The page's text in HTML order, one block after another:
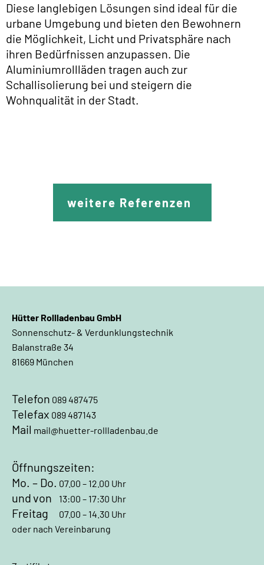
Diese langlebigen Lösungen sind ideal für die
urbane Umgebung und bieten den Bewohnern
die Möglichkeit, Licht und Privatsphäre nach
ihren Bedürfnissen anzupassen. Die
Aluminiumrollläden tragen auch zur
Schallisolierung bei und steigern die
Wohnqualität in der Stadt.
weitere Referenzen
Hütter Rollladenbau GmbH
Sonnenschutz- & Verdunklungstechnik
Balanstraße 34
81669 München
Telefon 089 487475
Telefax 089 487143
Mail mail@huetter-rollladenbau.de
Öffnungszeiten:
Mo. – Do. 07.00 – 12.00 Uhr
undvon 13:00 – 17:30 Uhr
Freitag 07.00 – 14.30 Uhr
oder nach Vereinbarung